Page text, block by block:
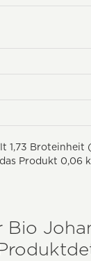
1,73 Broteinheit
Produkt 0,06
Bio